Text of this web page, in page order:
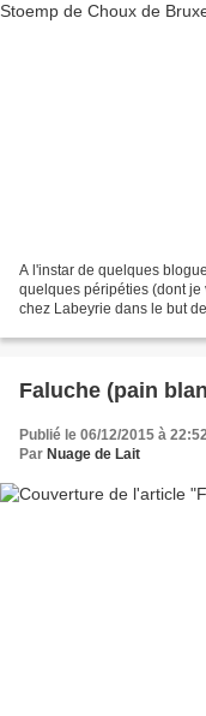
A l'instar de quelques
quelques péripéties (dont je
chez Labeyrie dans le but
Faluche (pain
Publié le 06/12/2015 à 22:52
Par Nuage de Lait